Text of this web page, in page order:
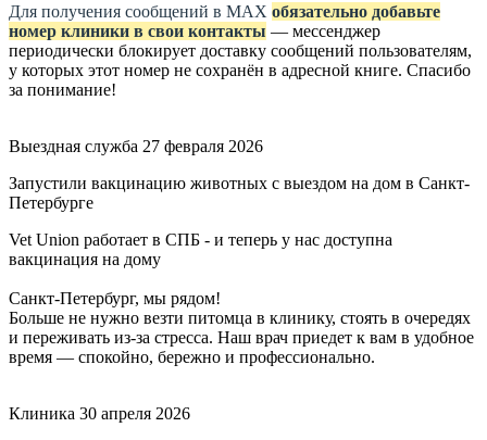
Для получения сообщений в МАХ обязательно добавьте
номер клиники в свои контакты — мессенджер
периодически блокирует доставку сообщений пользователям,
у которых этот номер не сохранён в адресной книге. Спасибо
за понимание!
Выездная служба 27 февраля 2026
Запустили вакцинацию животных с выездом на дом в Санкт-
Петербурге
Vet Union работает в СПБ - и теперь у нас доступна
вакцинация на дому
Санкт-Петербург, мы рядом!
Больше не нужно везти питомца в клинику, стоять в очередях
и переживать из-за стресса. Наш врач приедет к вам в удобное
время — спокойно, бережно и профессионально.
Клиника 30 апреля 2026